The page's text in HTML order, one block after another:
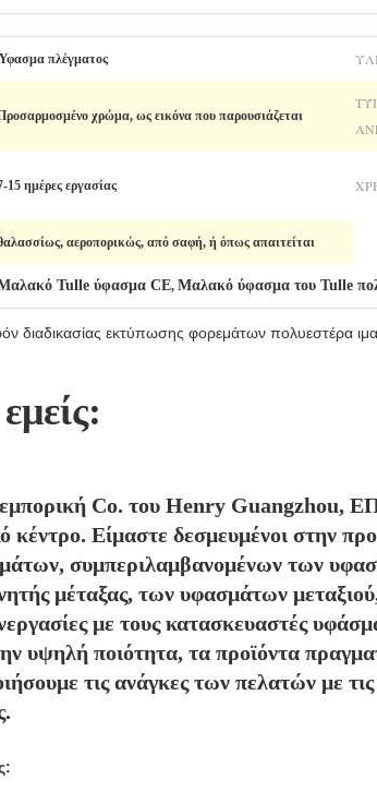
πλέγματος
χρώμα, ως εικόνα που παρουσιάζεται
15 ημέρες εργασίας
αεροπορικώς, από σαφή, ή όπως απαιτείται
Tulle ύφασμα CE, Μαλακό ύφασμα του Tulle
διαδικασίας εκτύπωσης φορεμάτων πολυεστέρα
Co. του Henry Guangzhou,
κέντρο. Είμαστε δεσμευμένοι στην
συμπεριλαμβανομένων των
μέταξας, των υφασμάτων
με τους κατασκευαστές
υψηλή ποιότητα, τα προϊόντα
τις ανάγκες των πελατών με